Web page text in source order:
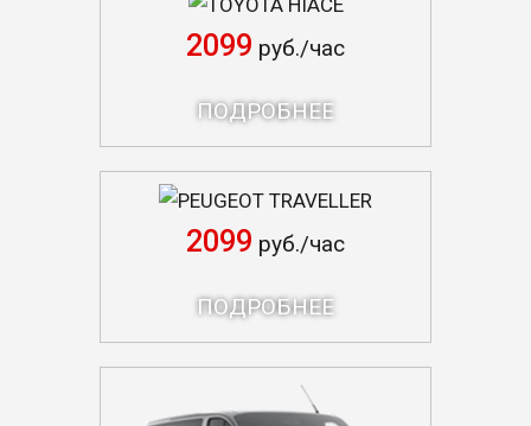
TOYOTA HIACE
2099 руб./час
ПОДРОБНЕЕ
PEUGEOT TRAVELLER
2099 руб./час
ПОДРОБНЕЕ